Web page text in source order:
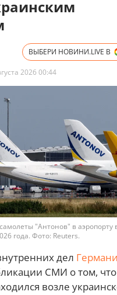
ВЫБЕРИ НОВИНИ.LIVE В
2026 00:44
"Антонов" в аэропорту
года. Фото: Reuters.
дел
СМИ о том,
возле